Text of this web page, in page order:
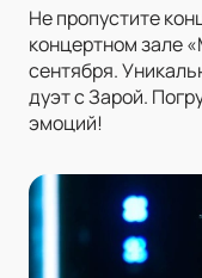
Не пропустите
концертном зале
сентября.
дуэт с Зарой.
эмоций!